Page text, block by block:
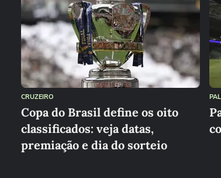
CRUZEIRO
Copa do Brasil define os oito
classificados: veja datas,
premiação e dia do sorteio